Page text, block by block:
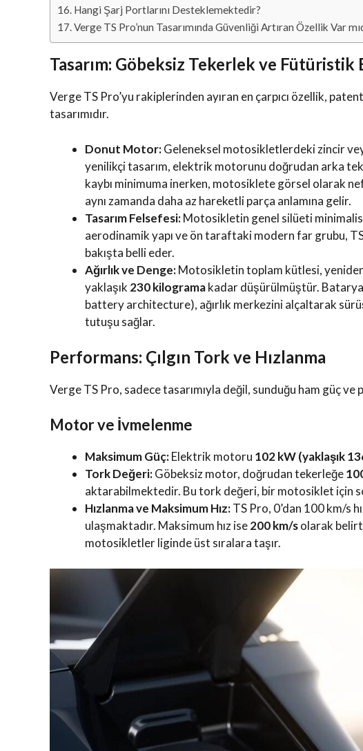
Hangi Şarj Portlarını Desteklemektedir?
Verge TS Pro’nun Tasarımında Güvenliği Artıran Özellik Var
Tasarım: Göbeksiz Tekerlek ve Fütüristik
Verge TS Pro’yu rakiplerinden ayıran en çarpıcı özellik,
tasarımıdır.
Donut Motor:Geleneksel motosikletlerdeki zincir
yenilikçi tasarım, elektrik motorunu doğrudan arka
kaybı minimuma inerken, motosiklete görsel olarak
aynı zamanda daha az hareketli parça anlamına gelir.
Tasarım Felsefesi:Motosikletin genel silüeti
aerodinamik yapı ve ön taraftaki modern far grubu,
bakışta belli eder.
Ağırlık ve Denge:Motosikletin toplam kütlesi,
yaklaşık 230 kilogramakadar düşürülmüştür.
battery architecture), ağırlık merkezini alçaltarak
tutuşu sağlar.
Performans: Çılgın Tork ve Hızlanma
Verge TS Pro, sadece tasarımıyla değil, sunduğu ham güç
Motor ve İvmelenme
Maksimum Güç:Elektrik motoru 102 kW (yaklaşık
Tork Değeri:Göbeksiz motor, doğrudan tekerleğe
aktarabilmektedir. Bu tork değeri, bir motosiklet için
Hızlanma ve Maksimum Hız:TS Pro, 0’dan 100 km/s
ulaşmaktadır. Maksimum hız ise200 km/solarak
motosikletler liginde üst sıralara taşır.